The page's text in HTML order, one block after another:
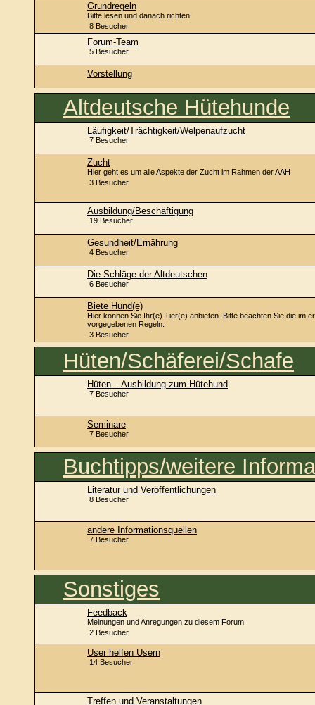
Grundregeln
Bitte lesen und danach richten!
8 Besucher
Forum-Team
5 Besucher
Vorstellung
Altdeutsche Hütehunde
Läufigkeit/Trächtigkeit/Welpenaufzucht
7 Besucher
Zucht
Hier geht es um alle Aspekte der Zucht im Rahmen der AAH
3 Besucher
Ausbildung/Beschäftigung
19 Besucher
Gesundheit/Ernährung
4 Besucher
Die Schläge der Altdeutschen
6 Besucher
Biete Hund(e)
Hier können Sie Ihr(e) Tier(e) anbieten. Bitte beachten Sie die im
vorgegebenen Regeln.
3 Besucher
Hüten/Schäferei/Schafe
Hüten – Ausbildung zum Hütehund
7 Besucher
Seminare
7 Besucher
Buchtipps/weitere
Literatur und Veröffentlichungen
8 Besucher
andere Informationsquellen
7 Besucher
Sonstiges
Feedback
Meinungen und Anregungen zu diesem Forum
2 Besucher
User helfen Usern
14 Besucher
Treffen und Veranstaltungen